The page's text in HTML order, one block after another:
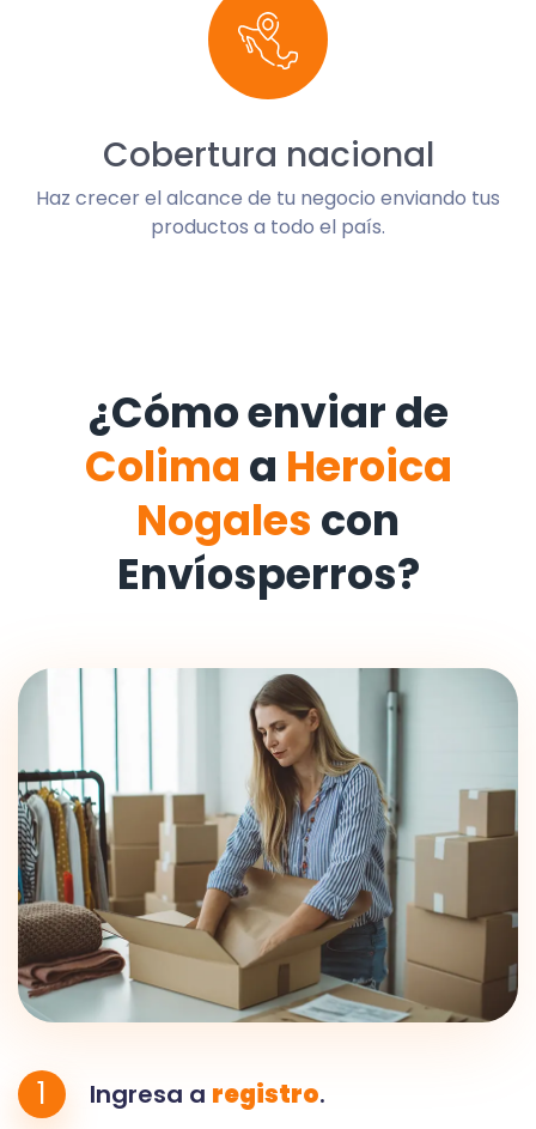
Cobertura nacional
Haz crecer el alcance de tu negocio enviando tus
productos a todo el país.
¿Cómo enviar de
Colima a Heroica
Nogales con
Envíosperros?
1 Ingresa a registro.